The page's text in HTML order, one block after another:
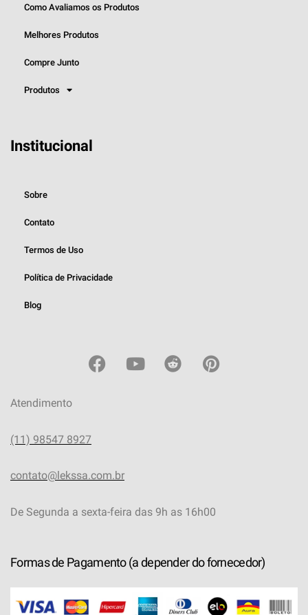
Como Avaliamos os Produtos
Melhores Produtos
Compre Junto
Produtos
Institucional
Sobre
Contato
Termos de Uso
Política de Privacidade
Blog
Atendimento
(11) 98547 8927
contato@lekssa.com.br
De Segunda a sexta-feira das 9h as 16h00
Formas de Pagamento (a depender do fornecedor)